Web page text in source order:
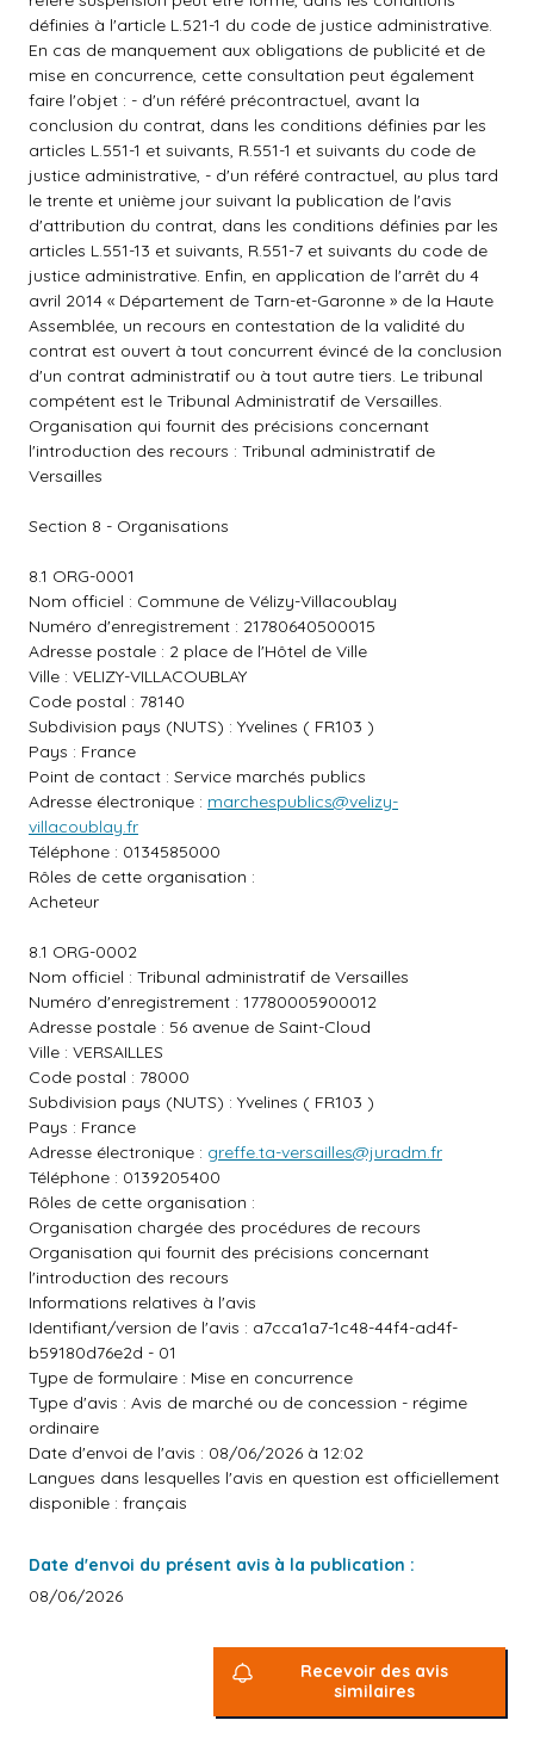
définies à l'article L.521-1 du code de justice administrative.
En cas de manquement aux obligations de publicité et de
mise en concurrence, cette consultation peut également
faire l'objet : - d'un référé précontractuel, avant la
conclusion du contrat, dans les conditions définies par les
articles L.551-1 et suivants, R.551-1 et suivants du code de
justice administrative, - d'un référé contractuel, au plus tard
le trente et unième jour suivant la publication de l'avis
d'attribution du contrat, dans les conditions définies par les
articles L.551-13 et suivants, R.551-7 et suivants du code de
justice administrative. Enfin, en application de l'arrêt du 4
avril 2014 « Département de Tarn-et-Garonne » de la Haute
Assemblée, un recours en contestation de la validité du
contrat est ouvert à tout concurrent évincé de la conclusion
d'un contrat administratif ou à tout autre tiers. Le tribunal
compétent est le Tribunal Administratif de Versailles.
Organisation qui fournit des précisions concernant
l'introduction des recours : Tribunal administratif de
Versailles
Section 8 - Organisations
8.1 ORG-0001
Nom officiel : Commune de Vélizy-Villacoublay
Numéro d'enregistrement : 21780640500015
Adresse postale : 2 place de l'Hôtel de Ville
Ville : VELIZY-VILLACOUBLAY
Code postal : 78140
Subdivision pays (NUTS) : Yvelines ( FR103 )
Pays : France
Point de contact : Service marchés publics
Adresse électronique : marchespublics@velizy-
villacoublay.fr
Téléphone : 0134585000
Rôles de cette organisation :
Acheteur
8.1 ORG-0002
Nom officiel : Tribunal administratif de Versailles
Numéro d'enregistrement : 17780005900012
Adresse postale : 56 avenue de Saint-Cloud
Ville : VERSAILLES
Code postal : 78000
Subdivision pays (NUTS) : Yvelines ( FR103 )
Pays : France
Adresse électronique : greffe.ta-versailles@juradm.fr
Téléphone : 0139205400
Rôles de cette organisation :
Organisation chargée des procédures de recours
Organisation qui fournit des précisions concernant
l'introduction des recours
Informations relatives à l'avis
Identifiant/version de l'avis : a7cca1a7-1c48-44f4-ad4f-
b59180d76e2d - 01
Type de formulaire : Mise en concurrence
Type d'avis : Avis de marché ou de concession - régime
ordinaire
Date d'envoi de l'avis : 08/06/2026 à 12:02
Langues dans lesquelles l'avis en question est officiellement
disponible : français
Date d'envoi du présent avis à la publication :
08/06/2026
Recevoir des avis
similaires